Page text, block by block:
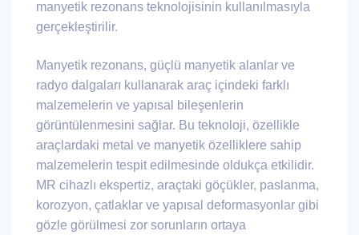
manyetik rezonans teknolojisinin kullanılmasıyla
gerçekleştirilir.
Manyetik rezonans, güçlü manyetik alanlar ve
radyo dalgaları kullanarak araç içindeki farklı
malzemelerin ve yapısal bileşenlerin
görüntülenmesini sağlar. Bu teknoloji, özellikle
araçlardaki metal ve manyetik özelliklere sahip
malzemelerin tespit edilmesinde oldukça etkilidir.
MR cihazlı ekspertiz, araçtaki göçükler, paslanma,
korozyon, çatlaklar ve yapısal deformasyonlar gibi
gözle görülmesi zor sorunların ortaya